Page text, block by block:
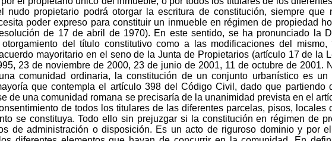
nudo propietario podrá otorgar la escritura de constitución, siempre que
poder expreso para constituir un inmueble en régimen de propiedad
de 17 de abril de 1970). En este sentido, se ha pronunciado la
del título constitutivo como a las modificaciones del mismo,
mayoritario en el seno de la Junta de Propietarios (artículo 17 de la
23 de noviembre de 2000, 23 de junio de 2001, 11 de octubre de 2001.
comunidad ordinaria, la constitución de un conjunto urbanístico es un
que contempla el artículo 398 del Código Civil, dado que partiendo
de una comunidad romana se precisaría de la unanimidad prevista en el
de todos los titulares de las diferentes parcelas, pisos, locales
se constituya. Todo ello sin prejuzgar si la constitución en régimen de
de administración o disposición. Es un acto de riguroso dominio y por